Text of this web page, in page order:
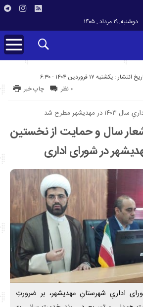
دوشنبه, ۱۹ مرداد , ۱۴۰۵
انتشار : یکشنبه ۱۷ فروردین ۱۴۰۴ - ۶:۳۰
چاپ خبر ۰ نظر
مطرح شد
سال و حمایت از نخستین
در شورای اداری
اداریِ شهرستانِ مهدیشهر، بر ضرورتِ